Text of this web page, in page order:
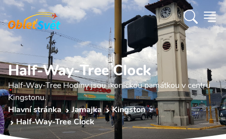
Half-Way-Tree Clock
Half-Way-Tree Hodiny jsou ikonickou památkou v centru
Kingstonu.
Hlavní stránka
Jamajka
Kingston
Half-Way-Tree Clock